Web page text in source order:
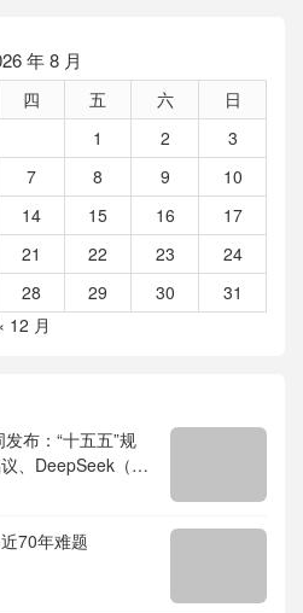
年 8 月
四 五 六
日
1
2
3
7 8 9
10
14 15 16
17
21 22 23
24
28 29 30
31
12 月
布：“十五五”规
、DeepSeek（深
、票根经济、育
70年难题